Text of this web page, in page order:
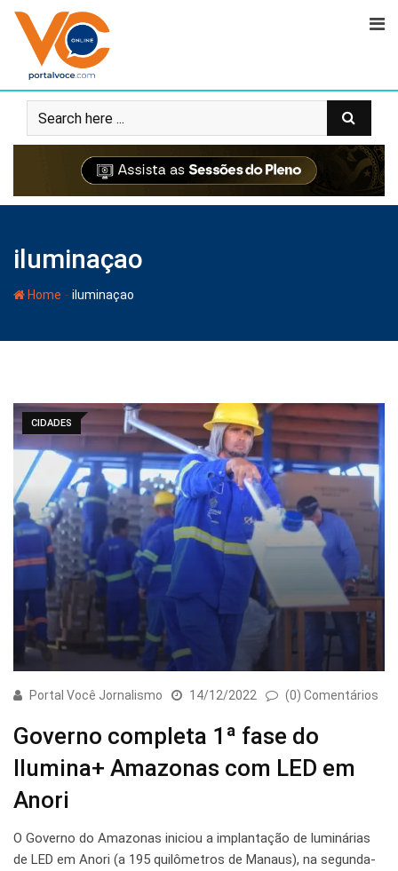
iluminaçao
Home - iluminaçao
CIDADES
Portal Você Jornalismo 14/12/2022 (0) Comentários
Governo completa 1ª fase do
Ilumina+ Amazonas com LED em
Anori
O Governo do Amazonas iniciou a implantação de luminárias
de LED em Anori (a 195 quilômetros de Manaus), na segunda-